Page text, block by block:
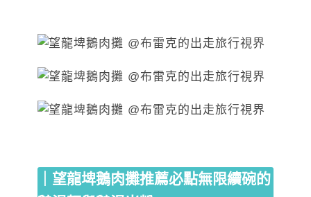
｜望龍埤鵝肉攤推薦必點無限續碗的